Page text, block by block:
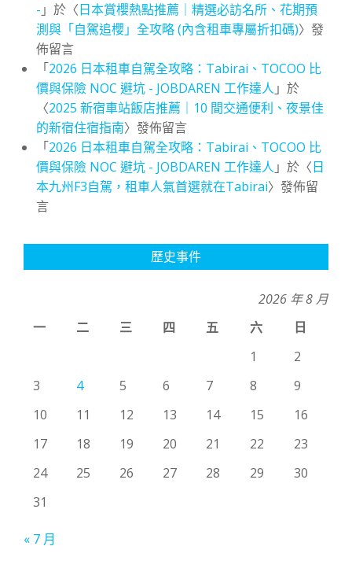
- 」於〈日本賞櫻熱點推薦｜精選必訪名所、花期預
測與「自駕追櫻」全攻略 (內含租車專屬折扣碼)〉發
佈留言
「2026 日本租車自駕全攻略：Tabirai、TOCOO 比
價與保險 NOC 避坑 - JOBDAREN 工作達人 」於
〈2025 新宿車站飯店推薦｜10 間交通便利、夜景佳
的新宿住宿指南〉發佈留言
「2026 日本租車自駕全攻略：Tabirai、TOCOO 比
價與保險 NOC 避坑 - JOBDAREN 工作達人 」於〈日
本九州F3自駕，租車人氣首選就在Tabirai〉發佈留
言
歷史事件
2026 年 8 月
一
二 三 四 五 六
日
1
2
3
4 5 6 7 8
9
10
11 12 13 14 15
16
17
18 19 20 21 22
23
24
25 26 27 28 29
30
31
« 7 月